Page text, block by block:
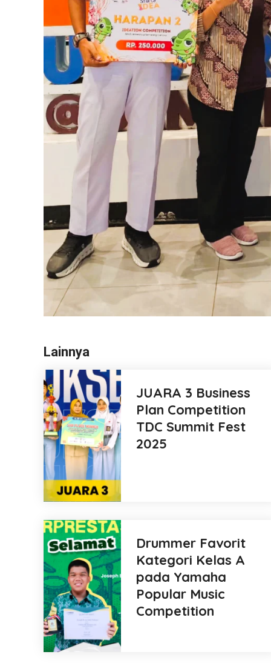
Lainnya
JUARA 3 Business
Plan Competition
TDC Summit Fest
2025
Drummer Favorit
Kategori Kelas A
pada Yamaha
Popular Music
Competition